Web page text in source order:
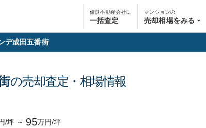
優良不動産会社に
一括査定
マンションの
売却相場をみる
デ成田五番街
の売却査定・相場情報
/坪 ～ 95万円/坪